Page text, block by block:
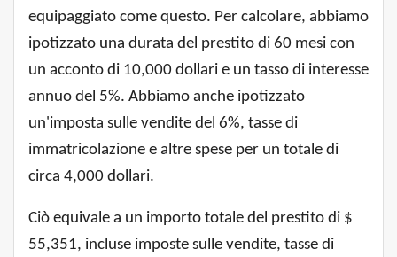
equipaggiato come questo. Per calcolare, abbiamo
ipotizzato una durata del prestito di 60 mesi con
un acconto di 10,000 dollari e un tasso di interesse
annuo del 5%. Abbiamo anche ipotizzato
un'imposta sulle vendite del 6%, tasse di
immatricolazione e altre spese per un totale di
circa 4,000 dollari.
Ciò equivale a un importo totale del prestito di $
55,351, incluse imposte sulle vendite, tasse di